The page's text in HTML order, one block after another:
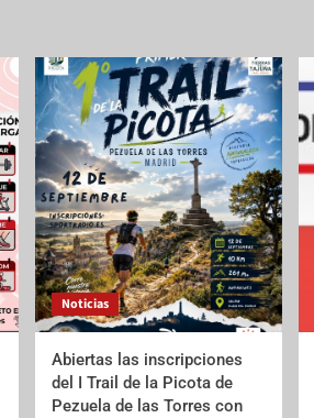
Noticias
Abiertas las inscripciones
del I Trail de la Picota de
Pezuela de las Torres con